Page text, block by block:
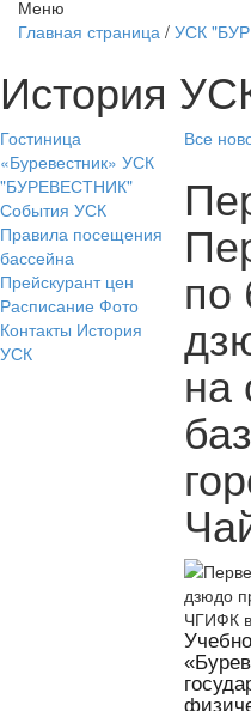
Меню
Главная страница / УСК
История
Гостиница
«Буревестник» УСК
"БУРЕВЕСТНИК"
События УСК
Правила посещения
бассейна
Прейскурант цен
Расписание Фото
Контакты История
УСК
Все
по
на